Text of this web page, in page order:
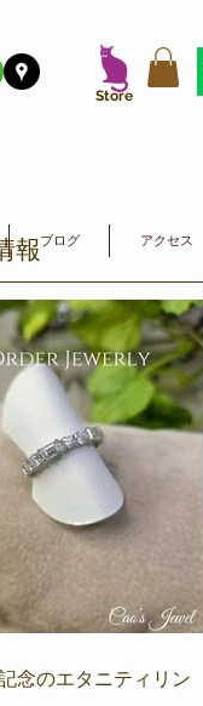
​Store
ブログ アクセス
報
念のエタニティリン